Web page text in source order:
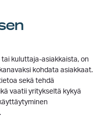
kuluttaja-asiakkaista, on
kohdata asiakkaat.
sekä tehdä
vaatii yritykseltä kykyä